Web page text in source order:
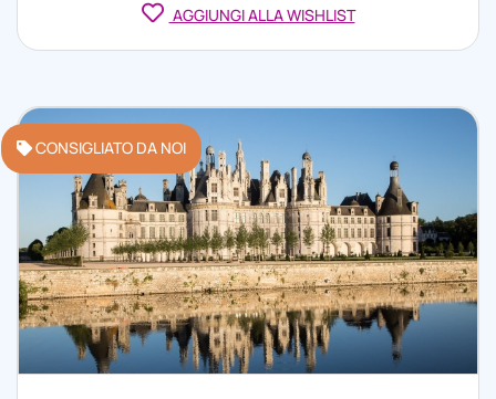
AGGIUNGI ALLA WISHLIST
CONSIGLIATO DA NOI